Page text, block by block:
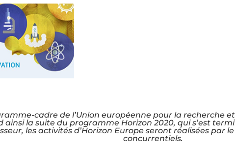
cadre de l’Union européenne pour la recherche
ainsi la suite du programme Horizon 2020, qui s’est
les activités d’Horizon Europe seront réalisées par
concurrentiels.